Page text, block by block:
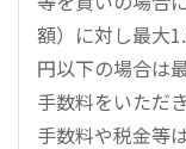
額）に対し最大
円以下の場合は
手数料をいただ
手数料や税金等